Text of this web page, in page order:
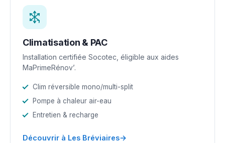
Climatisation & PAC
Installation certifiée Socotec, éligible aux aides
MaPrimeRénov’.
Clim réversible mono/multi-split
Pompe à chaleur air-eau
Entretien & recharge
Découvrir à Les Bréviaires→